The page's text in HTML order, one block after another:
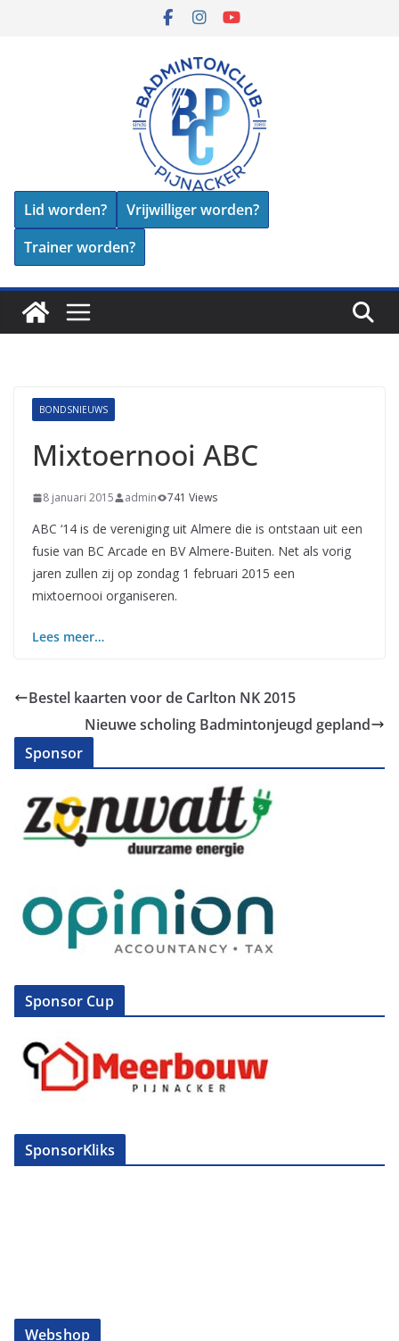
Lid worden?
Vrijwilliger worden?
Trainer worden?
BONDSNIEUWS
Mixtoernooi ABC
8 januari 2015 admin 741 Views
ABC ‘14 is de vereniging uit Almere die is ontstaan uit een
fusie van BC Arcade en BV Almere-Buiten. Net als vorig
jaren zullen zij op zondag 1 februari 2015 een
mixtoernooi organiseren.
Lees meer…
Bestel kaarten voor de Carlton NK 2015
Nieuwe scholing Badmintonjeugd gepland
Sponsor
Sponsor Cup
SponsorKliks
Webshop